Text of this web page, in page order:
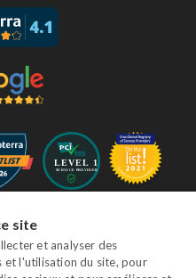
nous
site
et analyser des
et l'utilisation du site, pour